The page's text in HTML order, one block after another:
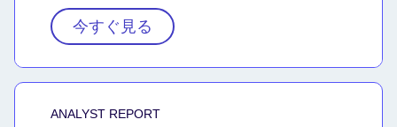
今すぐ見る
ANALYST REPORT